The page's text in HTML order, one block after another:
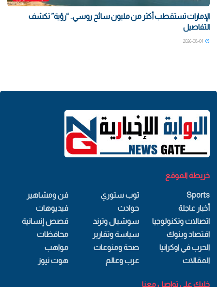
الإمارات تستقطب أكثر من مليون سائح روسي.. “رؤية” تكشف
التفاصيل
خريطة الموقع
Sports
أخبار عاجلة
اتصالات وتكنولوجيا
اقتصاد وبنوك
الحرب في اوكرانيا
المقالات
توب ستوري
حوادث
سوشيال وترند
سياسة وتقارير
صحة ومنوعات
عرب وعالم
فن ومشاهير
فيديوهات
قصص إنسانية
محافظات
مواهب
هوت نيوز
خليك علي تواصل معنا